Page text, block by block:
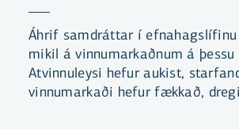
Áhrif samdráttar í
mikil á vinnumarkaðnum á þessu
Atvinnuleysi hefur aukist,
vinnumarkaði hefur fækkað,